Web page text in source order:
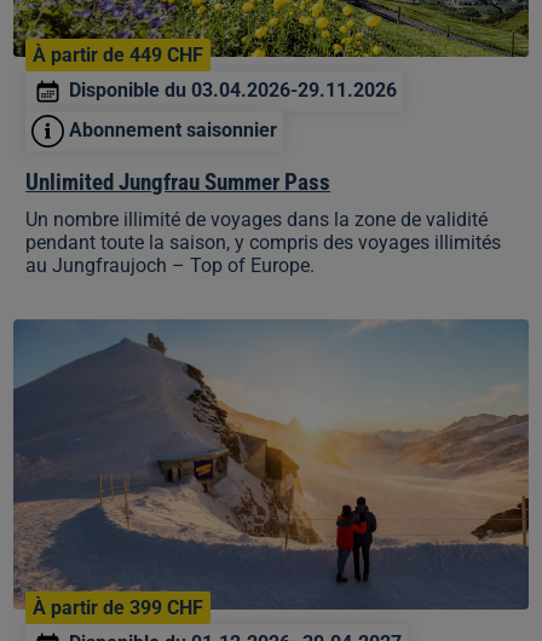
À partir de 449 CHF
Disponible du 03.04.2026-29.11.2026
Abonnement saisonnier
Unlimited Jungfrau Summer Pass
Un nombre illimité de voyages dans la zone de validité
pendant toute la saison, y compris des voyages illimités
au Jungfraujoch – Top of Europe.
Jungfrau
Winter
À partir de 399 CHF